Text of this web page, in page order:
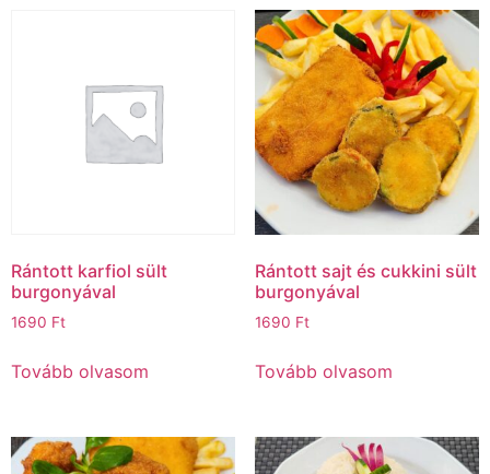
Rántott karfiol sült
burgonyával
1690 Ft
Tovább olvasom
Rántott sajt és cukkini sült
burgonyával
1690 Ft
Tovább olvasom